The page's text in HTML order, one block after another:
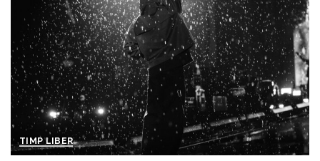
TIMP LIBER